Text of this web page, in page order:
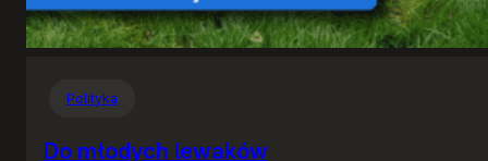
Polityka
Do młodych lewaków